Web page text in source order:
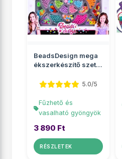
BeadsDesign mega
ékszerkészítő szett
5.0/5
Fűzhető és
vasalható gyöngyök
3 890 Ft
RÉSZLETEK